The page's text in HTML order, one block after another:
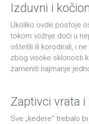
Izduvni i
Ukoliko ovde postoje
tokom vožnje doći u
oštetili ili korodirali, i
zbog visoke sklonosti
zameniti najmanje
Zaptivci vrata i
Sve „kedere“ trebalo